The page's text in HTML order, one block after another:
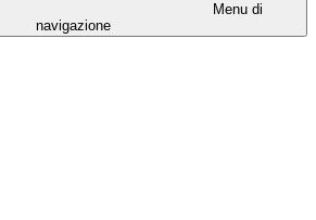
Menu di
navigazione